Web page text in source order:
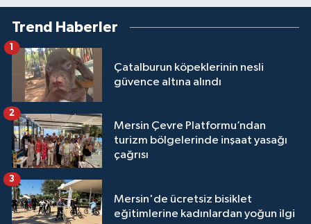
Trend Haberler
Çatalburun köpeklerinin nesli
güvence altına alındı
1
Mersin Çevre Platformu’ndan
turizm bölgelerinde inşaat yasağı
çağrısı
2
Mersin'de ücretsiz bisiklet
eğitimlerine kadınlardan yoğun ilgi
3